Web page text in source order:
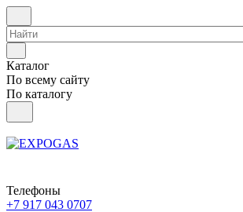
Каталог
По всему сайту
По каталогу
Телефоны
+7 917 043 0707